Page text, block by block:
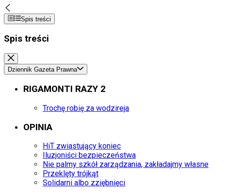
Spis treści
Spis treści
Dziennik Gazeta Prawna
RIGAMONTI RAZY 2
Trochę robię za wodzireja
OPINIA
HiT zwiastujący koniec
Iluzjoniści bezpieczeństwa
Nie palmy szkół zarządzania, zakładajmy własne
Przeklęty trójkąt
Solidarni albo zziębnięci